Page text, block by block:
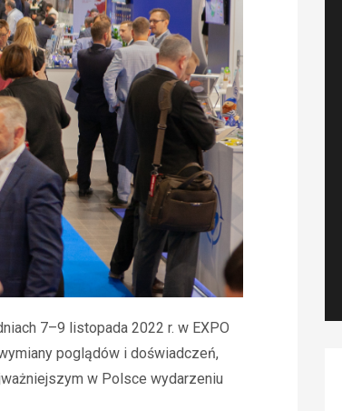
7–9 listopada 2022 r. w EXPO
poglądów i doświadczeń,
w Polsce wydarzeniu